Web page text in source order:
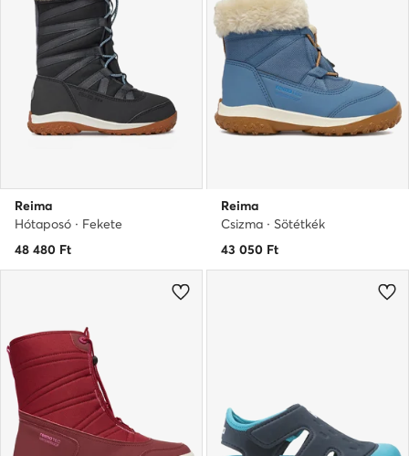
Reima
Hótaposó · Fekete
48 480 Ft
Reima
Csizma · Sötétkék
43 050 Ft